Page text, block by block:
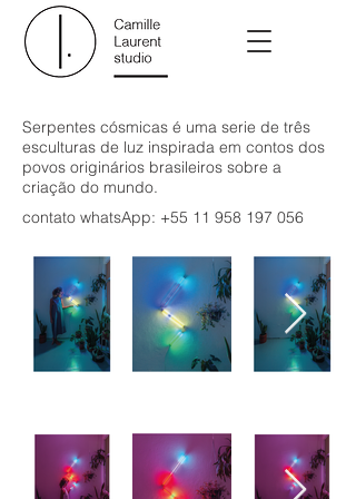
Serpentes cósmicas é uma serie de três
esculturas de luz inspirada em contos dos
povos originários brasileiros sobre a
criação do mundo.
contato whatsApp: +55 11 958 197 056